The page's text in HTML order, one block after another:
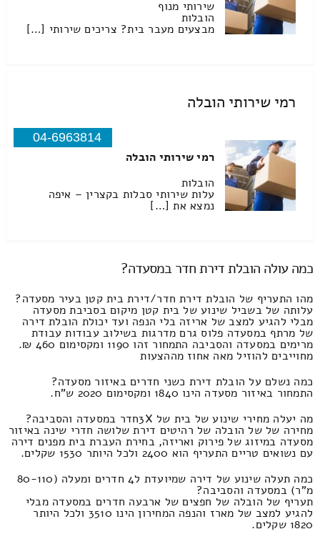
שירותי מנוף
הובלות
מבצעים מעבר בית? צריכים שירותי […]
רמי שירותי הובלה
04-6963814
רמי שירותי הובלה
הובלות
עלות שירותי סבלות בקצרין – איפה
נמצא את […]
כמה עולה הובלת דירת חדר במסעדה?
מהו התעריף של הובלת דירת חדר/דירת בית קטן בעיר מסעדה?
עלותה של בשביל שינוע של בית קטן מיקום בסביבת מסעדה
מבלי להגיע למצב של אריזה בלי הנפה ועד יכולת הובלת דירה
של מרתף במסעדה פלוס גרם מדרגות בשילוב עבודות עבודת
מרימים במסעדה והסביבה התמחור זהו 1190 ומקסימום 460 ₪.
מחוייבים להוזיל מאה אחוז מההצעות
כמה נשלם על הובלת דירת כשני חדרים באיזור מסעדה?
התמחור באיזור מסעדה הינו 1840 ומקסימום 2020 ש"ח.
מה יעלה מחירי שינוע של בית של 3Xחדר במסעדה והסביבה?
מחירה של של הובלה של רהיטים דירת שלושה חדרי שינה באיזור
מסעדה במיזוג של פירוק ואריזה, בחירת העברת בית מפנים דירה
עם נשואים טריים התעריף הוא 2400 ולכל היותר 1530 שקלים.
כמה תעלה שינוע של דירה שמיועדת ל4 חדרים ומעלה (80-110
מ"ר) במסעדה והסביבה?
תעריף של הובלה של חפצים של ארבעה חדרים במסעדה מבלי
להגיע למצב של מארז והנפה המחירון הינו 3510 ולכל היותר
1820 שקלים.